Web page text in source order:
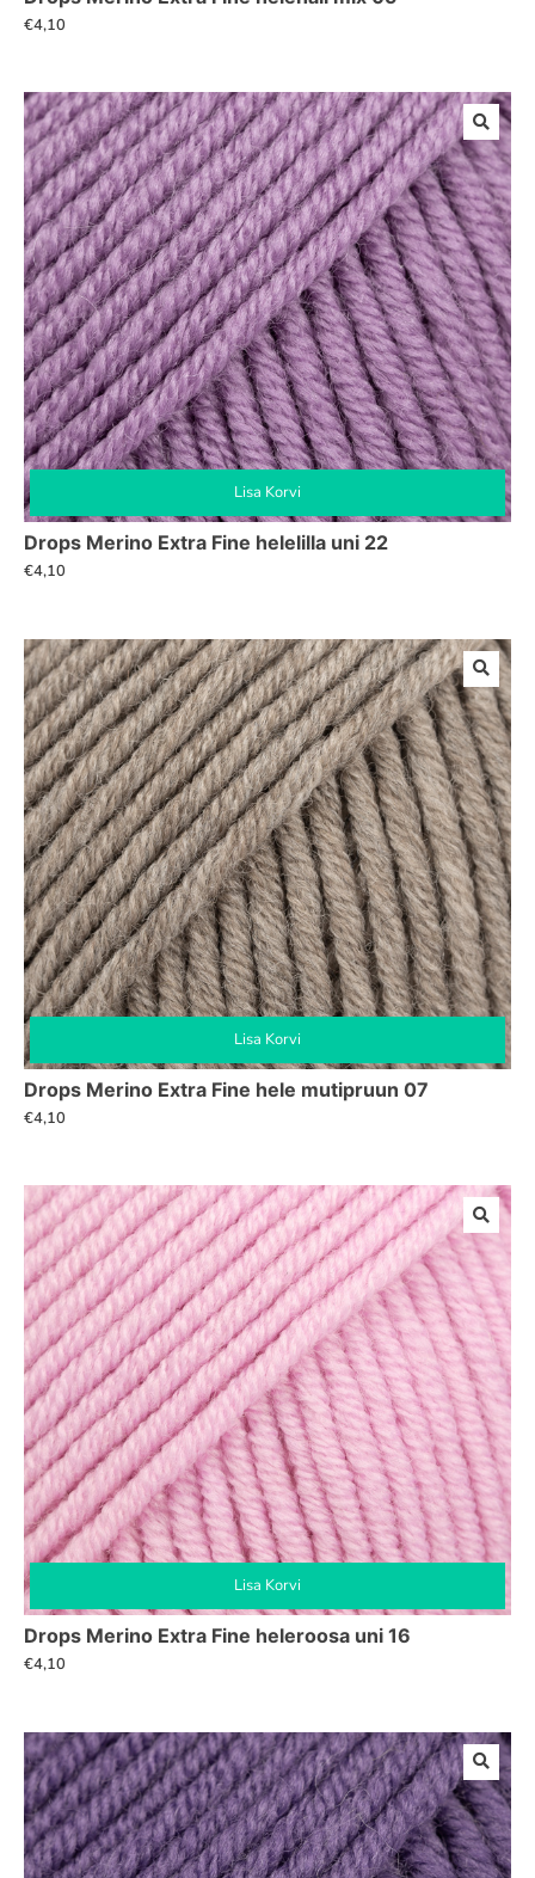
€4,10
Lisa Korvi
Drops Merino Extra Fine helelilla uni 22
€4,10
Lisa Korvi
Drops Merino Extra Fine hele mutipruun 07
€4,10
Lisa Korvi
Drops Merino Extra Fine heleroosa uni 16
€4,10